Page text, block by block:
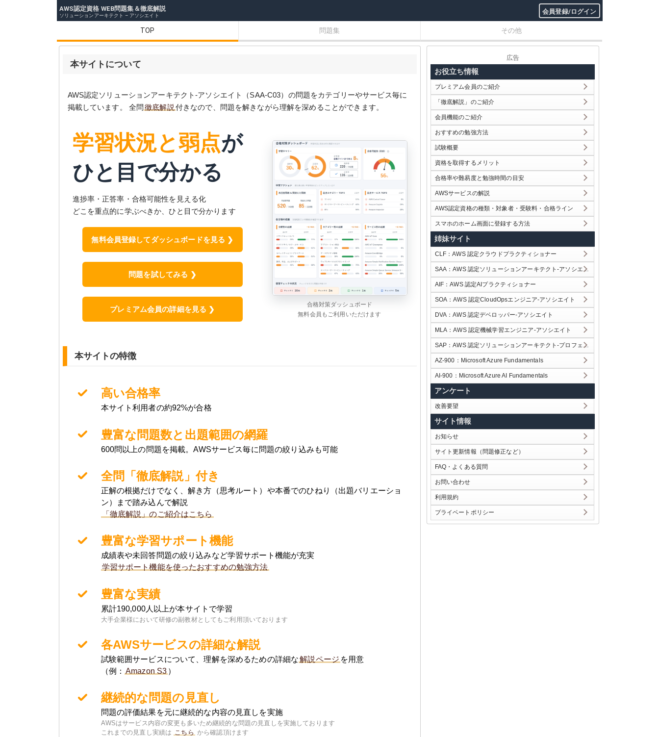
AWS認定資格 WEB問題集＆徹底解説 会員登録/ログイン
ソリューションアーキテクト – アソシエイト
TOP 問題集 その他
本サイトについて
AWS認定ソリューションアーキテクト-アソシエイト（SAA-C03）の問題をカテゴリーやサービス毎に
掲載しています。 全問 徹底解説 付きなので、問題を解きながら理解を深めることができます。
学習状況と弱点が
ひと目で分かる
進捗率・正答率・合格可能性を見える化
どこを重点的に学ぶべきか、ひと目で分かります
合格対策ダッシュボード
無料会員もご利用いただけます
無料会員登録してダッシュボードを見る ❯
問題を試してみる ❯
プレミアム会員の詳細を見る ❯
本サイトの特徴
高い合格率
本サイト利用者の約92%が合格
豊富な問題数と出題範囲の網羅
600問以上の問題を掲載。AWSサービス毎に問題の絞り込みも可能
全問「徹底解説」付き
正解の根拠だけでなく、解き方（思考ルート）や本番でのひねり（出題バリエーショ
ン）まで踏み込んで解説
「徹底解説」のご紹介はこちら
豊富な学習サポート機能
成績表や未回答問題の絞り込みなど学習サポート機能が充実
学習サポート機能を使ったおすすめの勉強方法
豊富な実績
累計190,000人以上が本サイトで学習
大手企業様において研修の副教材としてもご利用頂いております
各AWSサービスの詳細な解説
試験範囲サービスについて、理解を深めるための詳細な解説ページ を用意
（例： Amazon S3 ）
継続的な問題の見直し
問題の評価結果を元に継続的な内容の見直しを実施
AWSはサービス内容の変更も多いため継続的な問題の見直しを実施しております
これまでの見直し実績は こちら から確認頂けます
広告
お役立ち情報
プレミアム会員のご紹介
「徹底解説」のご紹介
会員機能のご紹介
おすすめの勉強方法
試験概要
資格を取得するメリット
合格率や難易度と勉強時間の目安
AWSサービスの解説
AWS認定資格の種類・対象者・受験料・合格ライン
スマホのホーム画面に登録する方法
姉妹サイト
CLF：AWS 認定クラウドプラクティショナー
SAA：AWS 認定ソリューションアーキテクト-アソシエイト
AIF：AWS 認定AIプラクティショナー
SOA：AWS 認定CloudOpsエンジニア-アソシエイト
DVA：AWS 認定デベロッパー-アソシエイト
MLA：AWS 認定機械学習エンジニア-アソシエイト
SAP：AWS 認定ソリューションアーキテクト-プロフェッショナル
AZ-900：Microsoft Azure Fundamentals
AI-900：Microsoft Azure AI Fundamentals
アンケート
改善要望
サイト情報
お知らせ
サイト更新情報（問題修正など）
FAQ・よくある質問
お問い合わせ
利用規約
プライベートポリシー